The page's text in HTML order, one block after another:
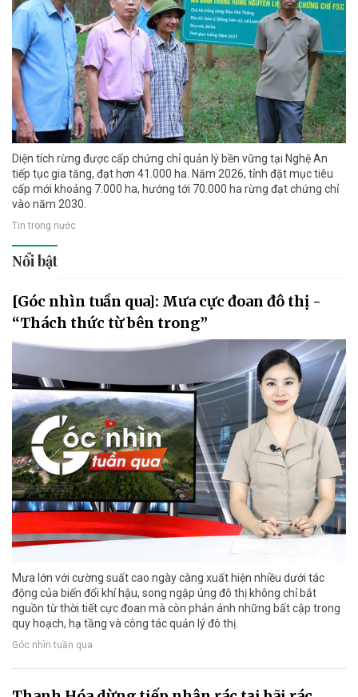
Diện tích rừng được cấp chứng chỉ quản lý bền vững tại Nghệ An
tiếp tục gia tăng, đạt hơn 41.000 ha. Năm 2026, tỉnh đặt mục tiêu
cấp mới khoảng 7.000 ha, hướng tới 70.000 ha rừng đạt chứng chỉ
vào năm 2030.
Tin trong nước
Nổi bật
[Góc nhìn tuần qua]: Mưa cực đoan đô thị -
“Thách thức từ bên trong”
Mưa lớn với cường suất cao ngày càng xuất hiện nhiều dưới tác
động của biến đổi khí hậu, song ngập úng đô thị không chỉ bắt
nguồn từ thời tiết cực đoan mà còn phản ánh những bất cập trong
quy hoạch, hạ tầng và công tác quản lý đô thị.
Góc nhìn tuần qua